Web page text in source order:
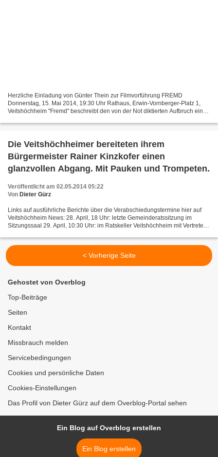
Herzliche Einladung von Günter Thein zur Filmvorführung FREMD
Donnerstag, 15. Mai 2014, 19:30 Uhr Rathaus, Erwin-Vornberger-Platz 1,
Veitshöchheim "Fremd" beschreibt den von der Not diktierten Aufbruch eines
Die Veitshöchheimer bereiteten ihrem
Bürgermeister Rainer Kinzkofer einen
glanzvollen Abgang. Mit Pauken und Trompeten.
Veröffentlicht am 02.05.2014 05:22
Von Dieter Gürz
Links auf ausführliche Berichte über die Verabschiedungstermine hier auf
Veitshöchheim News: 28. April, 18 Uhr: letzte Gemeinderatssitzung im
Sitzungssaal 29. April, 10:30 Uhr: im Ratskeller Veitshöchheim mit Vertretern
< Vorherige Seite
Gehostet von Overblog
Top-Beiträge
Seiten
Kontakt
Missbrauch melden
Servicebedingungen
Cookies und persönliche Daten
Cookies-Einstellungen
Das Profil von Dieter Gürz auf dem Overblog-Portal sehen
Ein Blog auf Overblog erstellen
Ein Blog erstellen